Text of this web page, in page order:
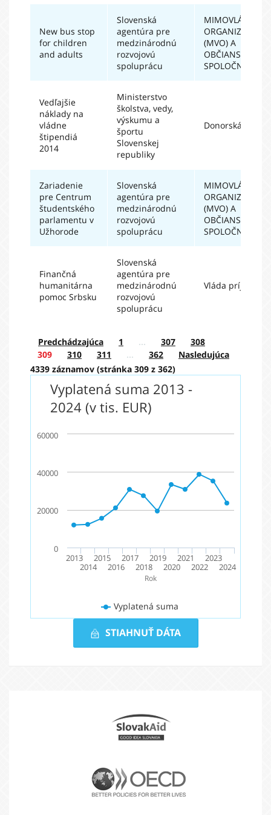
New bus stop
for children
and adults
Slovenská
agentúra pre
medzinárodnú
rozvojovú
spoluprácu
MIMOVLÁDNE
ORGANIZÁCIE
(MVO) A
OBČIANSKA
SPOLOČNOSŤ
Vedľajšie
náklady na
vládne
štipendiá
2014
Ministerstvo
školstva, vedy,
výskumu a
športu
Slovenskej
republiky
Donorská vláda
Zariadenie
pre Centrum
študentského
parlamentu v
Užhorode
Slovenská
agentúra pre
medzinárodnú
rozvojovú
spoluprácu
MIMOVLÁDNE
ORGANIZÁCIE
(MVO) A
OBČIANSKA
SPOLOČNOSŤ
Finančná
humanitárna
pomoc Srbsku
Slovenská
agentúra pre
medzinárodnú
rozvojovú
spoluprácu
Vláda príjemcu
Predchádzajúca 1 … 307
308
309
310 311 … 362
Nasledujúca
4339 záznamov (stránka 309 z 362)
Rok
Vyplatená suma
2013
2014
2015
2016
2017
2018
2019
2020
2021
2022
2023
2024
0
20000
40000
60000
Vyplatená suma 2013 -
2024 (v tis. EUR)
Vyplatená
STIAHNUŤ DÁTA